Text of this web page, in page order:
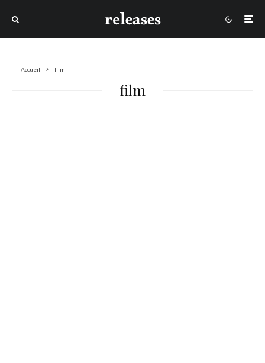
Accueil film
film